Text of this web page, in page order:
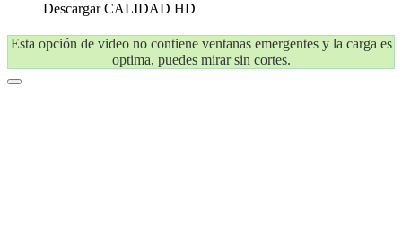
DescargarCALIDAD HD
Esta opción de video no contiene ventanas emergentes y la carga es
optima, puedes mirar sin cortes.